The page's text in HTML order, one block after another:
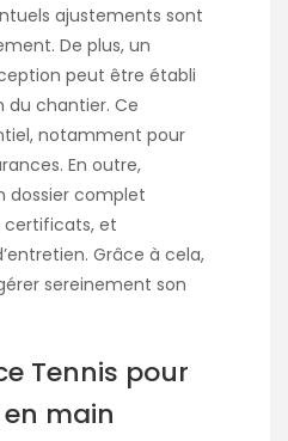
ajustements sont
De plus, un
peut être établi
du chantier. Ce
notamment pour
En outre,
dossier complet
certificats, et
Grâce à cela,
sereinement son
Tennis pour
main